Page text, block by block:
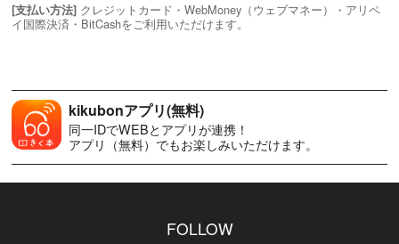
[支払い方法] クレジットカード・WebMoney（ウェブマネー）・アリペ
イ国際決済・BitCashをご利用いただけます。
kikubonアプリ(無料)
同一IDでWEBとアプリが連携！
アプリ（無料）でもお楽しみいただけます。
FOLLOW